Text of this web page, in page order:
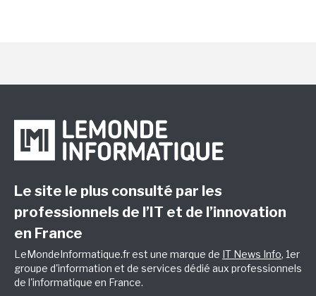
Le site le plus consulté par les
professionnels de l’IT et de l’innovation
en France
LeMondeInformatique.fr est une marque de IT News Info, 1er
groupe d'information et de services dédié aux professionnels
de l'informatique en France.